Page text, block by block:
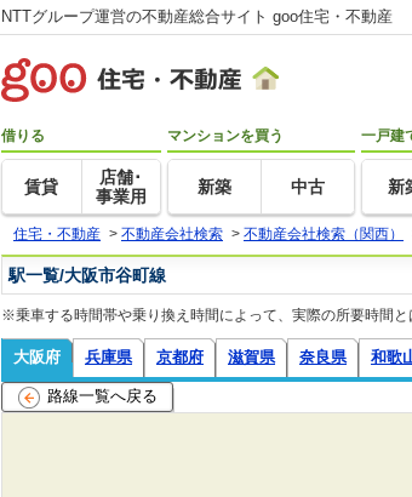
NTTグループ運営の不動産総合サイト goo住宅・不動産
借りる
賃貸
店舗･
事業用
マンションを買う
新築 中古
一戸建
新
住宅・不動産 > 不動産会社検索 > 不動産会社検索（関西）
駅一覧/大阪市谷町線
※乗車する時間帯や乗り換え時間によって、実際の所要時間
大阪府 兵庫県 京都府 滋賀県 奈良県 和歌
路線一覧へ戻る